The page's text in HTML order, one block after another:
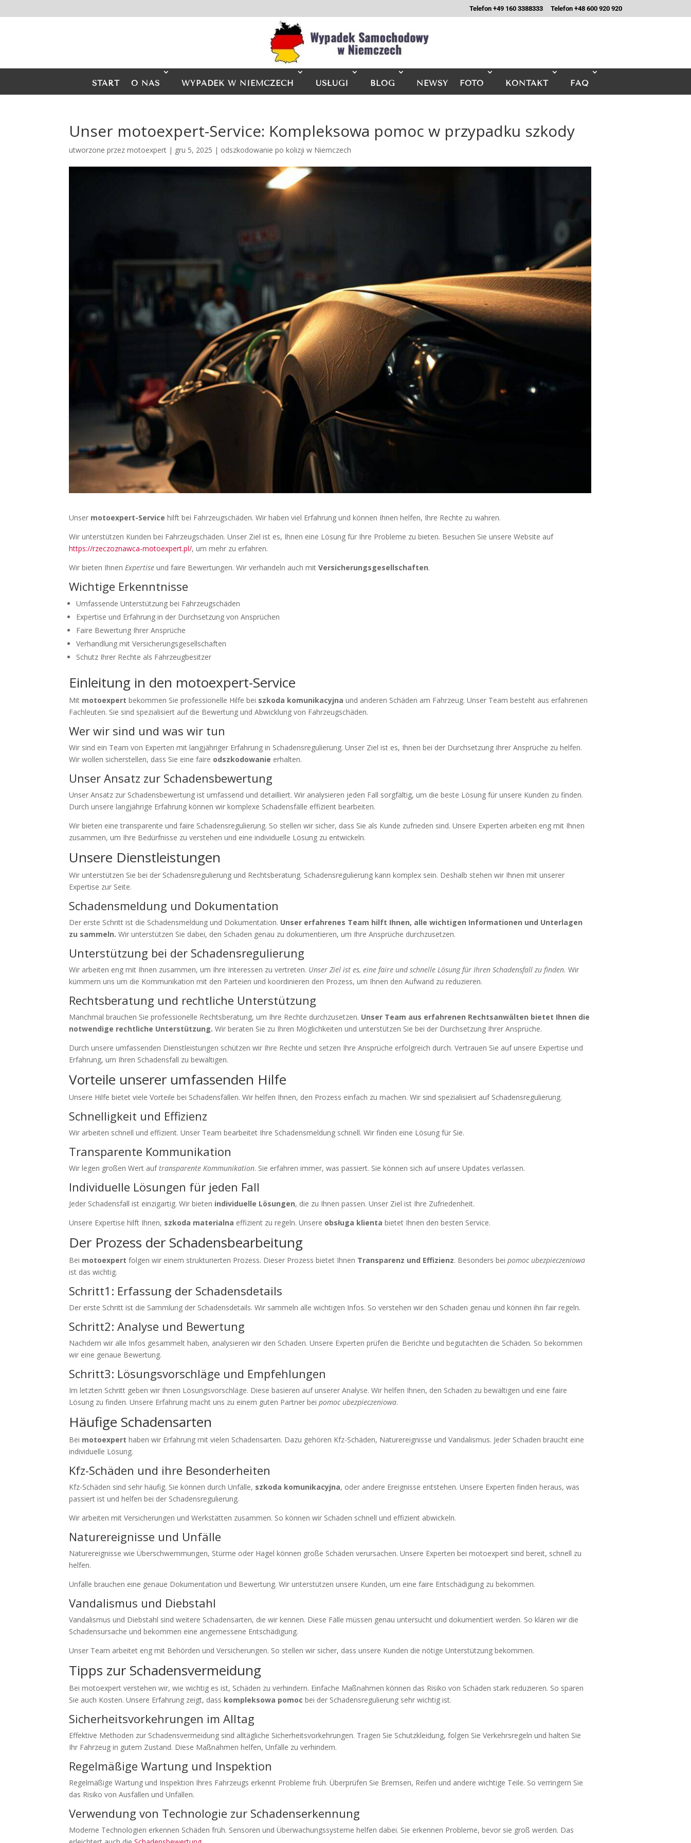
Telefon +49 160 3388333 Telefon +48 600 920 920
START O NAS WYPADEK W NIEMCZECH USŁUGI BLOG NEWSY FOTO KONTAKT FAQ
Unser motoexpert-Service: Kompleksowa pomoc w przypadku szkody
utworzone przezmotoexpert | gru 5, 2025 | odszkodowanie po kolizji w Niemczech
Unser motoexpert-Service hilft bei Fahrzeugschäden. Wir haben viel Erfahrung und können Ihnen helfen, Ihre Rechte zu wahren.
Wir unterstützen Kunden bei Fahrzeugschäden. Unser Ziel ist es, Ihnen eine Lösung für Ihre Probleme zu bieten. Besuchen Sie unsere Website auf
https://rzeczoznawca-motoexpert.pl/, um mehr zu erfahren.
Wir bieten IhnenExpertise und faire Bewertungen. Wir verhandeln auch mitVersicherungsgesellschaften.
Wichtige Erkenntnisse
Umfassende Unterstützung bei Fahrzeugschäden
Expertise und Erfahrung in der Durchsetzung von Ansprüchen
Faire Bewertung Ihrer Ansprüche
Verhandlung mit Versicherungsgesellschaften
Schutz Ihrer Rechte als Fahrzeugbesitzer
Einleitung in den motoexpert-Service
Mit motoexpert bekommen Sie professionelle Hilfe bei szkoda komunikacyjna und anderen Schäden am Fahrzeug. Unser Team besteht aus erfahrenen
Fachleuten. Sie sind spezialisiert auf die Bewertung und Abwicklung von Fahrzeugschäden.
Wer wir sind und was wir tun
Wir sind ein Team von Experten mit langjähriger Erfahrung in Schadensregulierung. Unser Ziel ist es, Ihnen bei der Durchsetzung Ihrer Ansprüche zu helfen.
Wir wollen sicherstellen, dass Sie eine faire odszkodowanie erhalten.
Unser Ansatz zur Schadensbewertung
Unser Ansatz zur Schadensbewertung ist umfassend und detailliert. Wir analysieren jeden Fall sorgfältig, um die beste Lösung für unsere Kunden zu finden.
Durch unsere langjährige Erfahrung können wir komplexe Schadensfälle effizient bearbeiten.
Wir bieten eine transparente und faire Schadensregulierung. So stellen wir sicher, dass Sie als Kunde zufrieden sind. Unsere Experten arbeiten eng mit Ihnen
zusammen, um Ihre Bedürfnisse zu verstehen und eine individuelle Lösung zu entwickeln.
Unsere Dienstleistungen
Wir unterstützen Sie bei der Schadensregulierung und Rechtsberatung. Schadensregulierung kann komplex sein. Deshalb stehen wir Ihnen mit unserer
Expertise zur Seite.
Schadensmeldung und Dokumentation
Der erste Schritt ist die Schadensmeldung und Dokumentation. Unser erfahrenes Team hilft Ihnen, alle wichtigen Informationen und Unterlagen
zu sammeln. Wir unterstützen Sie dabei, den Schaden genau zu dokumentieren, um Ihre Ansprüche durchzusetzen.
Unterstützung bei der Schadensregulierung
Wir arbeiten eng mit Ihnen zusammen, um Ihre Interessen zu vertreten. Unser Ziel ist es, eine faire und schnelle Lösung für Ihren Schadensfall zu finden. Wir
kümmern uns um die Kommunikation mit den Parteien und koordinieren den Prozess, um Ihnen den Aufwand zu reduzieren.
Rechtsberatung und rechtliche Unterstützung
Manchmal brauchen Sie professionelle Rechtsberatung, um Ihre Rechte durchzusetzen. Unser Team aus erfahrenen Rechtsanwälten bietet Ihnen die
notwendige rechtliche Unterstützung. Wir beraten Sie zu Ihren Möglichkeiten und unterstützen Sie bei der Durchsetzung Ihrer Ansprüche.
Durch unsere umfassenden Dienstleistungen schützen wir Ihre Rechte und setzen Ihre Ansprüche erfolgreich durch. Vertrauen Sie auf unsere Expertise und
Erfahrung, um Ihren Schadensfall zu bewältigen.
Vorteile unserer umfassenden Hilfe
Unsere Hilfe bietet viele Vorteile bei Schadensfällen. Wir helfen Ihnen, den Prozess einfach zu machen. Wir sind spezialisiert auf Schadensregulierung.
Schnelligkeit und Effizienz
Wir arbeiten schnell und effizient. Unser Team bearbeitet Ihre Schadensmeldung schnell. Wir finden eine Lösung für Sie.
Transparente Kommunikation
Wir legen großen Wert auftransparente Kommunikation. Sie erfahren immer, was passiert. Sie können sich auf unsere Updates verlassen.
Individuelle Lösungen für jeden Fall
Jeder Schadensfall ist einzigartig. Wir bieten individuelle Lösungen, die zu Ihnen passen. Unser Ziel ist Ihre Zufriedenheit.
Unsere Expertise hilft Ihnen, szkoda materialna effizient zu regeln. Unsere obsługa klienta bietet Ihnen den besten Service.
Der Prozess der Schadensbearbeitung
Bei motoexpert folgen wir einem strukturierten Prozess. Dieser Prozess bietet Ihnen Transparenz und Effizienz. Besonders beipomoc ubezpieczeniowa
ist das wichtig.
Schritt1: Erfassung der Schadensdetails
Der erste Schritt ist die Sammlung der Schadensdetails. Wir sammeln alle wichtigen Infos. So verstehen wir den Schaden genau und können ihn fair regeln.
Schritt2: Analyse und Bewertung
Nachdem wir alle Infos gesammelt haben, analysieren wir den Schaden. Unsere Experten prüfen die Berichte und begutachten die Schäden. So bekommen
wir eine genaue Bewertung.
Schritt3: Lösungsvorschläge und Empfehlungen
Im letzten Schritt geben wir Ihnen Lösungsvorschläge. Diese basieren auf unserer Analyse. Wir helfen Ihnen, den Schaden zu bewältigen und eine faire
Lösung zu finden. Unsere Erfahrung macht uns zu einem guten Partner beipomoc ubezpieczeniowa.
Häufige Schadensarten
Bei motoexpert haben wir Erfahrung mit vielen Schadensarten. Dazu gehören Kfz-Schäden, Naturereignisse und Vandalismus. Jeder Schaden braucht eine
individuelle Lösung.
Kfz-Schäden und ihre Besonderheiten
Kfz-Schäden sind sehr häufig. Sie können durch Unfälle, szkoda komunikacyjna, oder andere Ereignisse entstehen. Unsere Experten finden heraus, was
passiert ist und helfen bei der Schadensregulierung.
Wir arbeiten mit Versicherungen und Werkstätten zusammen. So können wir Schäden schnell und effizient abwickeln.
Naturereignisse und Unfälle
Naturereignisse wie Überschwemmungen, Stürme oder Hagel können große Schäden verursachen. Unsere Experten bei motoexpert sind bereit, schnell zu
helfen.
Unfälle brauchen eine genaue Dokumentation und Bewertung. Wir unterstützen unsere Kunden, um eine faire Entschädigung zu bekommen.
Vandalismus und Diebstahl
Vandalismus und Diebstahl sind weitere Schadensarten, die wir kennen. Diese Fälle müssen genau untersucht und dokumentiert werden. So klären wir die
Schadensursache und bekommen eine angemessene Entschädigung.
Unser Team arbeitet eng mit Behörden und Versicherungen. So stellen wir sicher, dass unsere Kunden die nötige Unterstützung bekommen.
Tipps zur Schadensvermeidung
Bei motoexpert verstehen wir, wie wichtig es ist, Schäden zu verhindern. Einfache Maßnahmen können das Risiko von Schäden stark reduzieren. So sparen
Sie auch Kosten. Unsere Erfahrung zeigt, dass kompleksowa pomoc bei der Schadensregulierung sehr wichtig ist.
Sicherheitsvorkehrungen im Alltag
Effektive Methoden zur Schadensvermeidung sind alltägliche Sicherheitsvorkehrungen. Tragen Sie Schutzkleidung, folgen Sie Verkehrsregeln und halten Sie
Ihr Fahrzeug in gutem Zustand. Diese Maßnahmen helfen, Unfälle zu verhindern.
Regelmäßige Wartung und Inspektion
Regelmäßige Wartung und Inspektion Ihres Fahrzeugs erkennt Probleme früh. Überprüfen Sie Bremsen, Reifen und andere wichtige Teile. So verringern Sie
das Risiko von Ausfällen und Unfällen.
Verwendung von Technologie zur Schadenserkennung
Moderne Technologien erkennen Schäden früh. Sensoren und Überwachungssysteme helfen dabei. Sie erkennen Probleme, bevor sie groß werden. Das